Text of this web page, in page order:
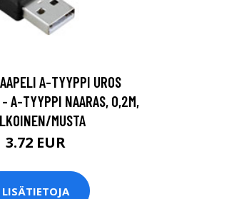
A-TYYPPI UROS
A-TYYPPI NAARAS, 0,2M,
MUSTA
3.72 EUR
LISÄTIETOJA